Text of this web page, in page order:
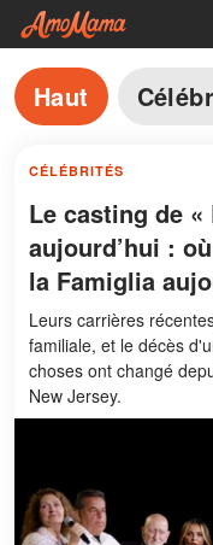
Haut
CÉLÉBRITÉS
Le casting de
aujourd’hui :
la Famiglia
Leurs carrières
familiale, et le décès
choses ont changé
New Jersey.